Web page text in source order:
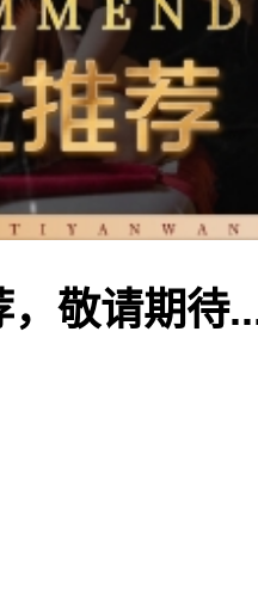
，敬请期待